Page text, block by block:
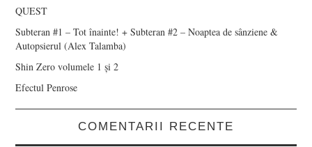
QUEST
Subteran #1 – Tot înainte! + Subteran #2 – Noaptea de sânziene &
Autopsierul (Alex Talamba)
Shin Zero volumele 1 și 2
Efectul Penrose
COMENTARII RECENTE